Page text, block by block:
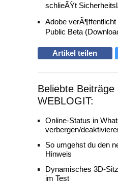
schlieÃŸt
Adobe
Public Beta
Artikel teilen
Beliebte Beiträge
WEBLOGIT:
Online-Status in
verbergen/
So umgehst du den
Hinweis
Dynamisches 3D-
im Test